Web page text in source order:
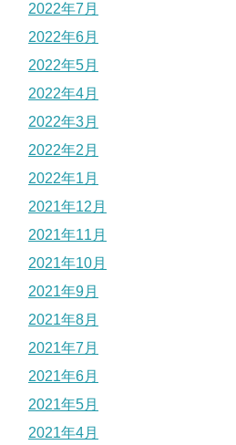
2022年7月
2022年6月
2022年5月
2022年4月
2022年3月
2022年2月
2022年1月
2021年12月
2021年11月
2021年10月
2021年9月
2021年8月
2021年7月
2021年6月
2021年5月
2021年4月